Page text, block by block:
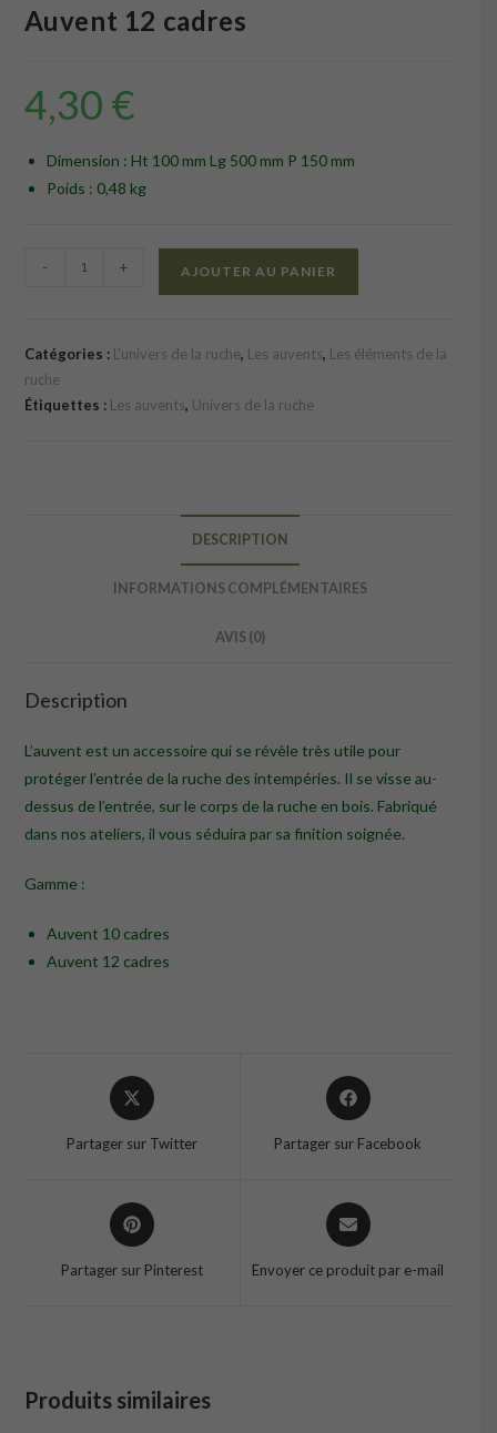
Auvent 12 cadres
4,30 €
Dimension : Ht 100 mm Lg 500 mm P 150 mm
Poids : 0,48 kg
quantité
cadres
- + AJOUTER AU PANIER
Catégories : L'univers de la ruche, Les auvents, Les éléments de la
ruche
Étiquettes : Les auvents, Univers de la ruche
DESCRIPTION
INFORMATIONS COMPLÉMENTAIRES
AVIS (0)
Description
L’auvent est un accessoire qui se révèle très utile pour
protéger l’entrée de la ruche des intempéries. Il se visse au-
dessus de l’entrée, sur le corps de la ruche en bois. Fabriqué
dans nos ateliers, il vous séduira par sa finition soignée.
Gamme :
Auvent 10 cadres
Auvent 12 cadres
Opens
in
new
Partager sur Twitter
Opens
in
Partager sur Facebook
Opens
in
Partager sur Pinterest
Opens
in
new
Envoyer ce produit par e-mail
Produits similaires